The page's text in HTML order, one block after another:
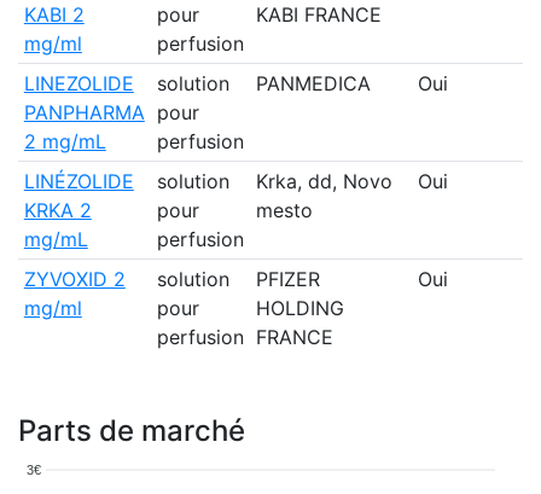
KABI 2
mg/ml
pour
perfusion
KABI FRANCE
LINEZOLIDE
PANPHARMA
2 mg/mL
solution
pour
perfusion
PANMEDICA Oui
LINÉZOLIDE
KRKA 2
mg/mL
solution
pour
perfusion
Krka, dd, Novo
mesto
Oui
ZYVOXID 2
mg/ml
solution
pour
perfusion
PFIZER
HOLDING
FRANCE
Oui
Parts de marché
3€